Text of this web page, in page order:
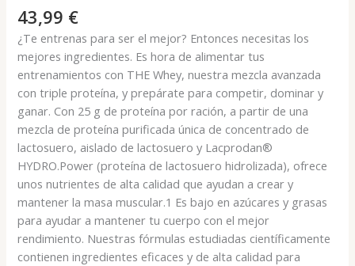
43,99 €
¿Te entrenas para ser el mejor? Entonces necesitas los
mejores ingredientes. Es hora de alimentar tus
entrenamientos con THE Whey, nuestra mezcla avanzada
con triple proteína, y prepárate para competir, dominar y
ganar. Con 25 g de proteína por ración, a partir de una
mezcla de proteína purificada única de concentrado de
lactosuero, aislado de lactosuero y Lacprodan®
HYDRO.Power (proteína de lactosuero hidrolizada), ofrece
unos nutrientes de alta calidad que ayudan a crear y
mantener la masa muscular.1 Es bajo en azúcares y grasas
para ayudar a mantener tu cuerpo con el mejor
rendimiento. Nuestras fórmulas estudiadas científicamente
contienen ingredientes eficaces y de alta calidad para